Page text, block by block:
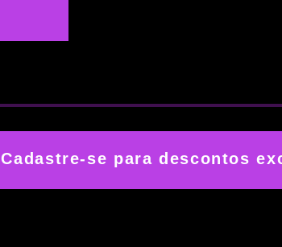
Cadastre-se para descontos